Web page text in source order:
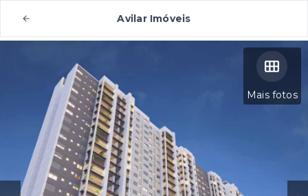
Avilar Imóveis
Mais fotos